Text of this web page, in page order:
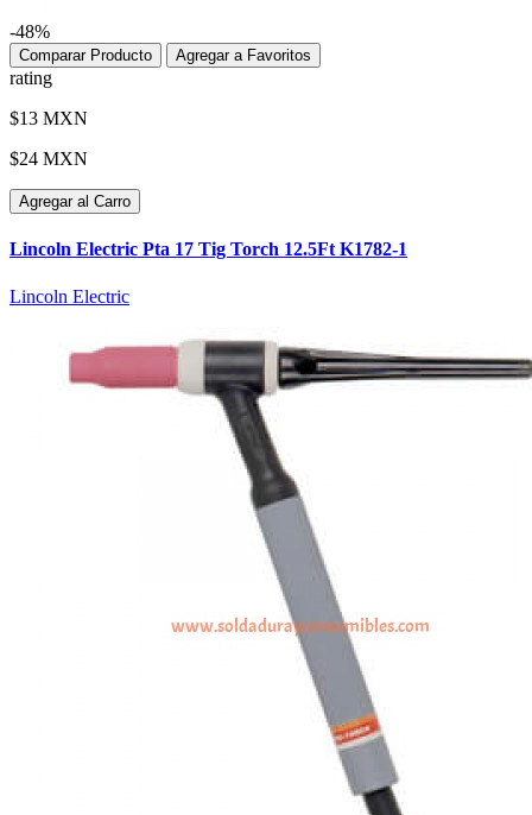
-48%
Comparar Producto Agregar a Favoritos
rating
$13 MXN
$24 MXN
Agregar al Carro
Lincoln Electric Pta 17 Tig Torch 12.5Ft K1782-1
Lincoln Electric